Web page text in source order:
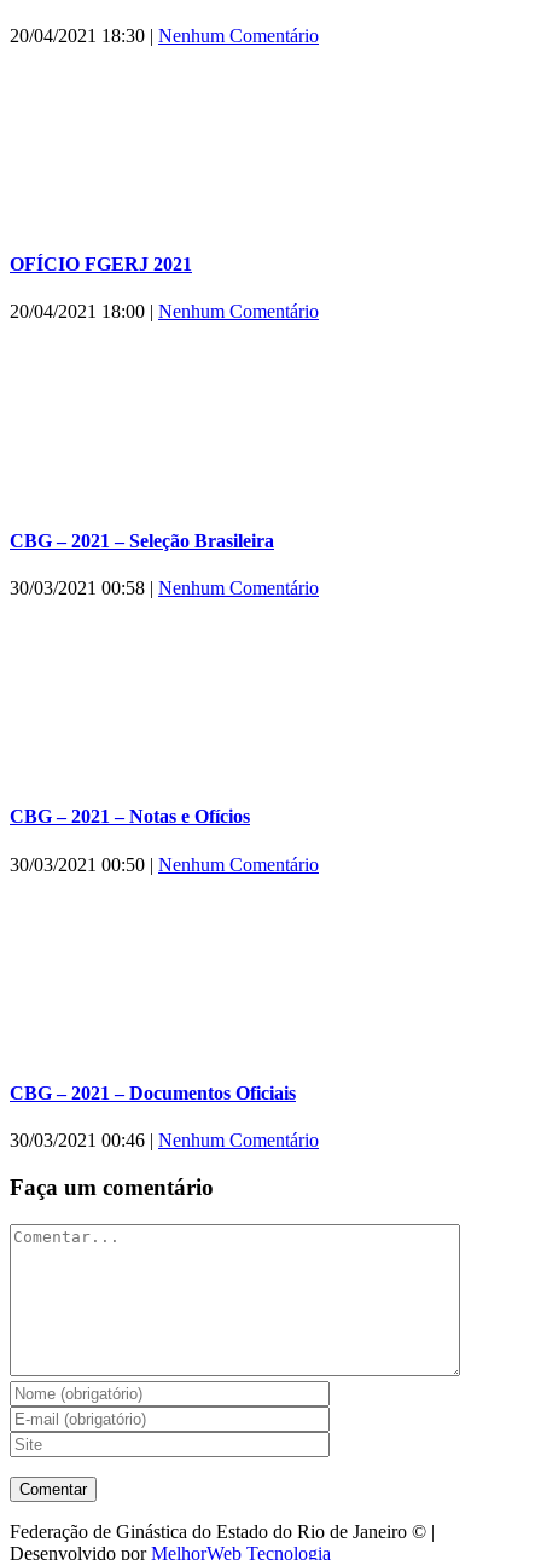
20/04/2021 18:30 | Nenhum Comentário
OFÍCIO FGERJ 2021
20/04/2021 18:00 Nenhum Comentário
CBG – 2021 – Seleção Brasileira
30/03/2021 00:58 | Nenhum Comentário
CBG – 2021 – Notas e Ofícios
30/03/2021 00:50 | Nenhum Comentário
CBG – 2021 – Documentos Oficiais
30/03/2021 00:46 | Nenhum Comentário
Faça um comentário
Comentar
Federação de Ginástica do Estado do Rio de Janeiro © |
Desenvolvido porMelhorWeb Tecnologia